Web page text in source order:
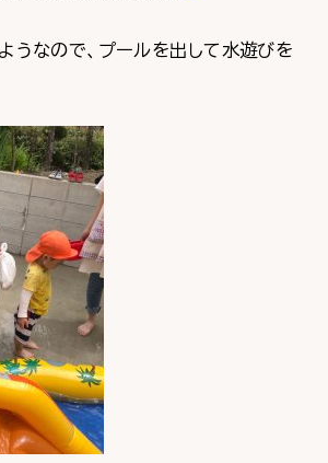
うなので、プールを出して水遊びを